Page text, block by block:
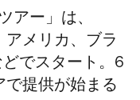
アー」は、
メリカ、ブラ
でスタート。6
提供が始まる